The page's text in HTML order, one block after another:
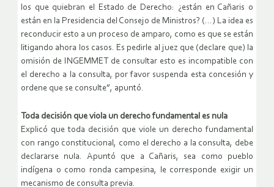
los que quiebran el Estado de Derecho: ¿están en Cañaris o
están en la Presidencia del Consejo de Ministros? (…) La idea es
reconducir esto a un proceso de amparo, como es que se están
litigando ahora los casos. Es pedirle al juez que (declare que) la
omisión de INGEMMET de consultar esto es incompatible con
el derecho a la consulta, por favor suspenda esta concesión y
ordene que se consulte”, apuntó.
Toda decisión que viola un derecho fundamental es nula
Explicó que toda decisión que viole un derecho fundamental
con rango constitucional, como el derecho a la consulta, debe
declararse nula. Apuntó que a Cañaris, sea como pueblo
indígena o como ronda campesina, le corresponde exigir un
mecanismo de consulta previa.